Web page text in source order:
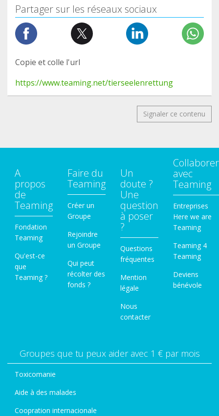
Partager sur les réseaux sociaux
Copie et colle l'url
https://www.teaming.net/tierseelenrettung
Signaler ce contenu
A
propos
de
Teaming
Fondation
Teaming
Qu'est-ce
que
Teaming ?
Faire du
Teaming
Créer un
Groupe
Rejoindre
un Groupe
Qui peut
récolter des
fonds ?
Un
doute ?
Une
question
à poser
?
Questions
fréquentes
Mention
légale
Nous
contacter
Collaborer
avec
Teaming
Entreprises
Here we are
Teaming
Teaming 4
Teaming
Deviens
bénévole
Groupes que tu peux aider avec 1 € par mois
Toxicomanie
Aide à des malades
Coopration internacionale